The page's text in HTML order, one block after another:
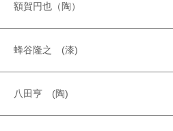
額賀円也（陶）
蜂谷隆之 (漆)
八田亨 (陶)